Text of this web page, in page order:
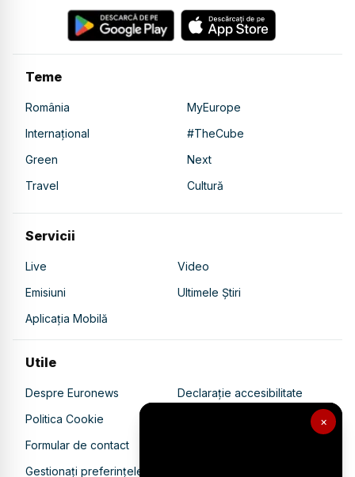
×
Teme
România
MyEurope
Internațional
#TheCube
Green
Next
Travel
Cultură
Servicii
Live
Video
Emisiuni
Ultimele Știri
Aplicația Mobilă
Utile
Despre Euronews
Declarație accesibilitate
Politica Cookie
Politica de confidențialitate
Formular de contact
Gestionați preferințele